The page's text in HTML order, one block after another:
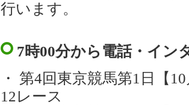
行います。
7時00分から電話・イン
・ 第4回東京競馬第1日【
12レース